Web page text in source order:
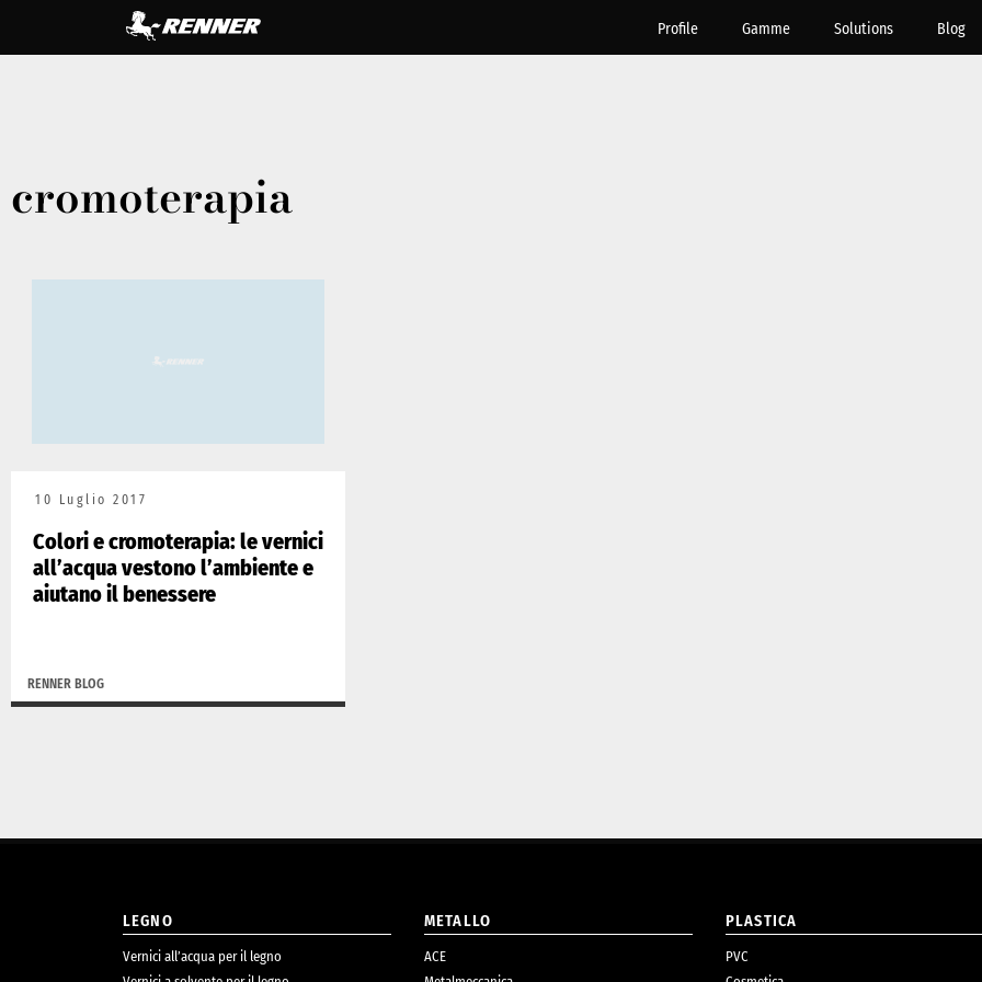
Profile Gamme Solutions Blog
cromoterapia
10 Luglio 2017
Colori e cromoterapia: le vernici
all’acqua vestono l’ambiente e
aiutano il benessere
RENNER BLOG
LEGNO
Vernici all’acqua per il legno
METALLO
ACE
PLASTICA
PVC